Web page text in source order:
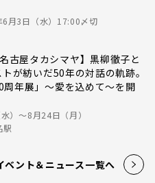
月3日（水）17:00〆切
古屋タカシマヤ】黒柳徹子と
が紡いだ50年の対話の軌跡。
周年展」～愛を込めて～を開
）〜8月24日（月）
駅
ベント＆ニュース一覧へ